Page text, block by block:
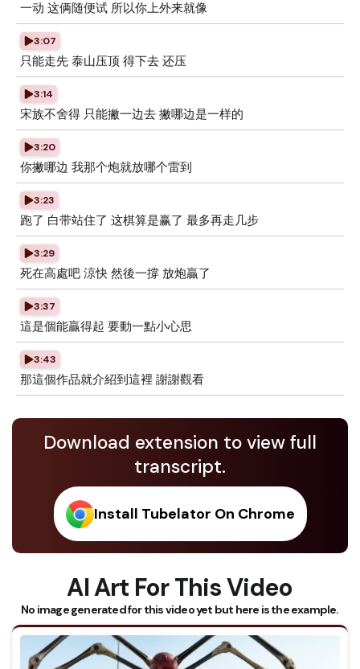
一动 这俩随便试 所以你上外来就像
3:07
只能走先 泰山压顶 得下去 还压
3:14
宋族不舍得 只能撇一边去 撇哪边是一样的
3:20
你撇哪边 我那个炮就放哪个雷到
3:23
跑了 白带站住了 这棋算是赢了 最多再走几步
3:29
死在高處吧 涼快 然後一撐 放炮贏了
3:37
這是個能贏得起 要動一點小心思
3:43
那這個作品就介紹到這裡 謝謝觀看
Download extension to view full
transcript.
Install Tubelator On Chrome
AI Art For This Video
No image generated for this video yet but here is the example.